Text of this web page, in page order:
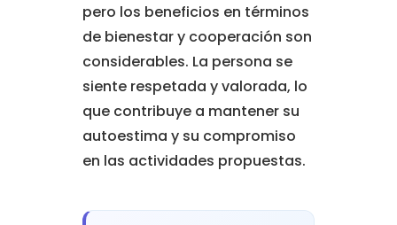
pero los beneficios en términos
de bienestar y cooperación son
considerables. La persona se
siente respetada y valorada, lo
que contribuye a mantener su
autoestima y su compromiso
en las actividades propuestas.